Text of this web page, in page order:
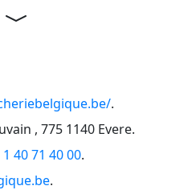
.
, 775 1140 Evere.
1 40 71 40 00.
.